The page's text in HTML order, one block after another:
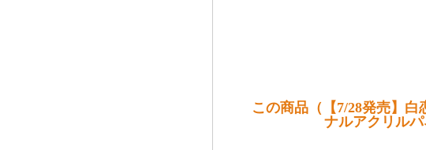
この商品（【7/28発売】
ナルアクリル